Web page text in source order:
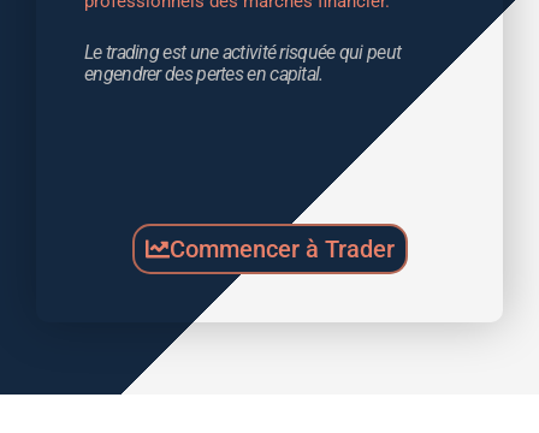
Le trading est une activité risquée qui peut
engendrer des pertes en capital.
Commencer à Trader